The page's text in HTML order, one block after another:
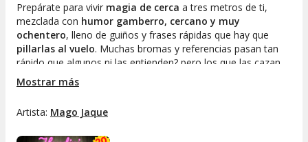
Prepárate para vivir magia de cerca a tres metros de ti,
mezclada con humor gamberro, cercano y muy
ochentero, lleno de guiños y frases rápidas que hay que
pillarlas al vuelo. Muchas bromas y referencias pasan tan
rápido que algunos ni las entienden? pero los que las cazan,
se parten.
Houdini, con más de
Mostrar más
Artista: Mago Jaque